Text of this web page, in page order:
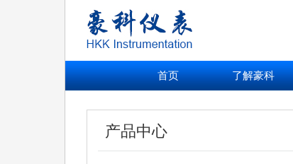
首页 了解豪科
产品中心